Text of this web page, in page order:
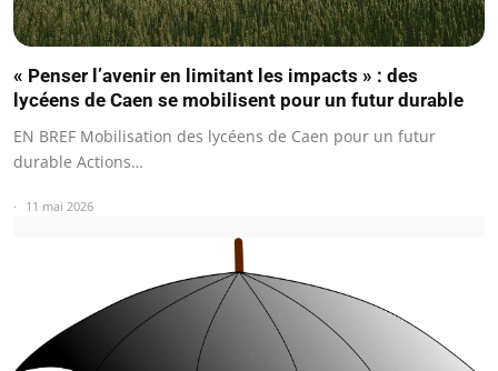
« Penser l’avenir en limitant les impacts » : des
lycéens de Caen se mobilisent pour un futur durable
EN BREF Mobilisation des lycéens de Caen pour un futur
durable Actions…
11 mai 2026